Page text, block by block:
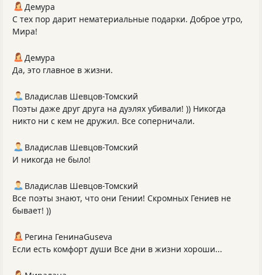
Демура
С тех пор дарит нематериальные подарки. Доброе утро,
Мира!
Демура
Да, это главное в жизни.
Владислав Шевцов-Томский
Поэты даже друг друга на дуэлях убивали! )) Никогда
никто ни с кем не дружил. Все соперничали.
Владислав Шевцов-Томский
И никогда не было!
Владислав Шевцов-Томский
Все поэты знают, что они Гении! Скромных Гениев не
бывает! ))
Регина ГенинаGuseva
Если есть комфорт души Все дни в жизни хороши...